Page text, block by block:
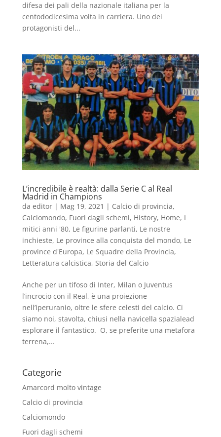
difesa dei pali della nazionale italiana per la
centododicesima volta in carriera. Uno dei
protagonisti del...
L’incredibile è realtà: dalla Serie C al Real
Madrid in Champions
da editor| Mag 19, 2021 | Calcio di provincia,
Calciomondo, Fuori dagli schemi, History, Home, I
mitici anni '80, Le figurine parlanti, Le nostre
inchieste, Le province alla conquista del mondo, Le
province d'Europa, Le Squadre della Provincia,
Letteratura calcistica, Storia del Calcio
Anche per un tifoso di Inter, Milan o Juventus
l’incrocio con il Real, è una proiezione
nell’iperuranio, oltre le sfere celesti del calcio. Ci
siamo noi, stavolta, chiusi nella navicella spazialead
esplorare il fantastico. O, se preferite una metafora
terrena,...
Categorie
Amarcord molto vintage
Calcio di provincia
Calciomondo
Fuori dagli schemi